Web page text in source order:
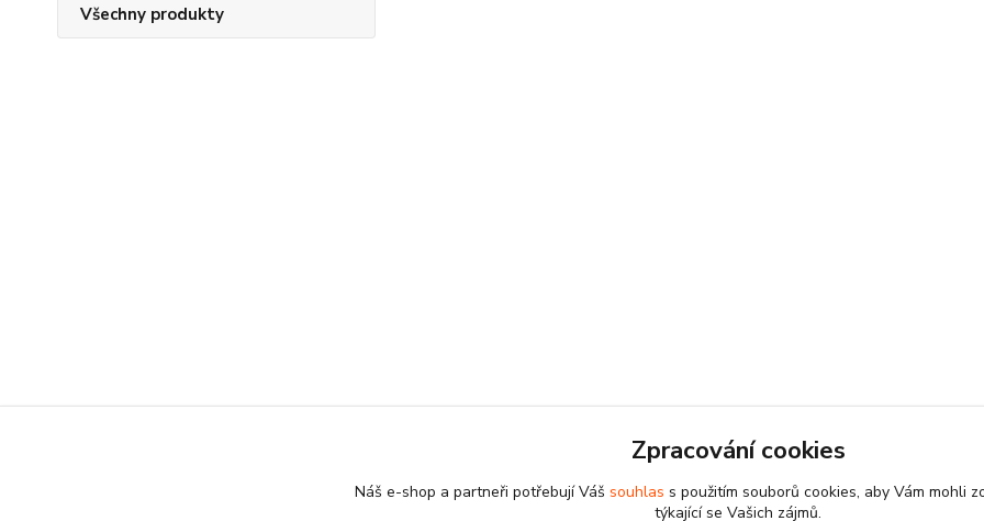
Všechny produkty
Zpracování cookies
Náš e-shop a partneři potřebují Váš souhlas s použitím souborů cookies, aby Vám mohli
týkající se Vašich zájmů.